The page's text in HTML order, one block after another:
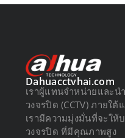
Dahuacctvhai.com
เราผู้แทนจำหน่ายและ
วงจรปิด (CCTV) ภายใต้
เรามีความมุ่งมั่นที่จะให้
วงจรปิด ที่มีคุณภาพสูง